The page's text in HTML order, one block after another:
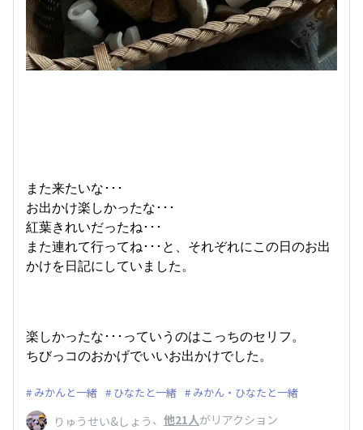
また来たいな･･･
お出かけ楽しかったな･･･
紅葉きれいだったね･･･
また連れて行ってね･･･と、それぞれにこの日のお出
かけを日記にしていました。
楽しかったな･･･っていうのはこっちのセリフ。
ちびっコのおかげでいいお出かけでした。
みかんと一緒 ひなたと一緒 みかん・ひなたと一緒
りゅうせい&しょう 、 他21人がリアクション